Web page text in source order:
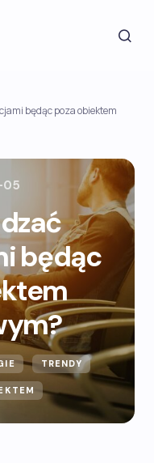
będąc poza obiektem
05
będąc
TRENDY